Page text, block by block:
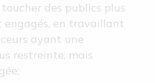
des publics plus
engagés, en travaillant
ayant une
restreinte, mais